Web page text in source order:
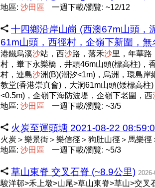
地區: 沙田 區 一週下載/瀏覽: ~12/12
十四鄉沿岸山崗 (西澳67m山頭，
61m山頭，西徑村，企嶺下新圍，
港鐵烏溪沙站，西沙路，落禾沙里，年華路
村，輋下永樂橋，井頭46m山頭(標高柱)，
村，連島沙洲(B)(潮汐<1m)，烏洲，環島岸
教堂(香港崇真會)，大洞61m山頭(矮標高柱
<0.5m)，企嶺下海防波堤，企嶺下老圍，西
地區: 沙田 區 一週下載/瀏覽: ~3/5
火炭至運頭塘 2021-08-22
火炭＞樂景街＞樂信徑＞狗肚山徑＞馬樂
地區: 沙田 區 一週下載/瀏覽: ~5/3
草山東脊 交叉石脊 (~8.9公里)
駿洋邨>禾上墩>山尾>草山東脊>草山>交叉